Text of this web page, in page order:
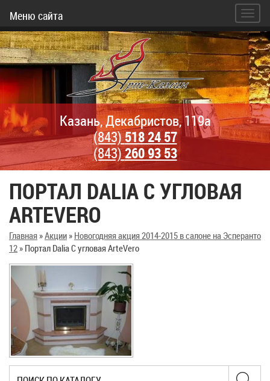
Меню сайта
Казань, Декабристов, 119а
(843)518 24 57
(843)260 93 53
ПОРТАЛ DALIA C УГЛОВАЯ
ARTEVERO
Главная»Акции» Новогодняя акция 2014-2015 в салоне на Эсперанто
12» Портал Dalia C угловая ArteVero